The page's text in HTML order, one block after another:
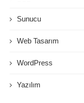
Sunucu
Web Tasarım
WordPress
Yazılım